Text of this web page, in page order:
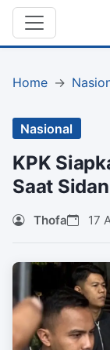
Home
Nasional
KPK
Saat
Thofa 17